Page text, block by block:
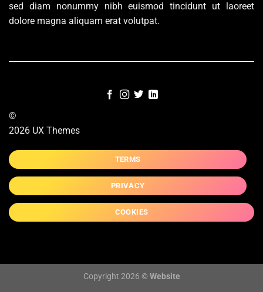
sed diam nonummy nibh euismod tincidunt ut laoreet
dolore magna aliquam erat volutpat.
©
2026 UX Themes
TERMS
PRIVACY
COOKIES
Copyright 2026 © Website